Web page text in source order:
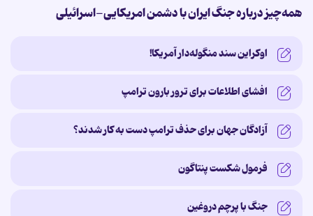
همه‌چیز درباره جنگ ایران با دشمن امریکایی-اسرائیلی
اوکراین سند منگوله‌دار آمریکا!
افشای اطلاعات برای ترور بارون ترامپ
آزادگان جهان برای حذف ترامپ دست به کار شدند؟
فرمول شکست پنتاگون
جنگ با پرچم دروغین